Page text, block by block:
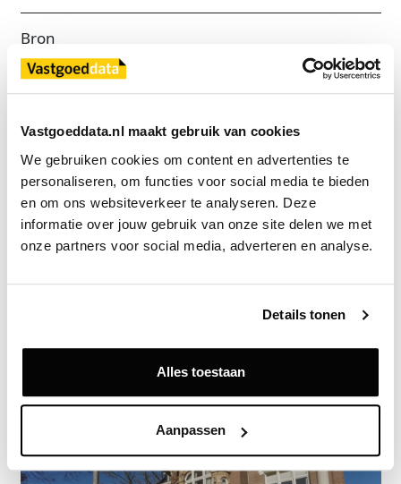
Vastgoeddata.nl maakt gebruik van cookies
We gebruiken cookies om content en advertenties te
personaliseren, om functies voor social media te bieden
en om ons websiteverkeer te analyseren. Deze
informatie over jouw gebruik van onze site delen we met
onze partners voor social media, adverteren en analyse.
Details tonen
Alles toestaan
Aanpassen
Bron
Verbeek Bedrijfsmakelaars
Exclusief voor licentiehouders
Zie direct welke partijen en panden betrokken zijn bij dit nieuws.
Deze informatie is alleen beschikbaar voor licentiehouders van
Vastgoeddata.
Vraag een demo aan
Gerelateerde nieuwsberichten